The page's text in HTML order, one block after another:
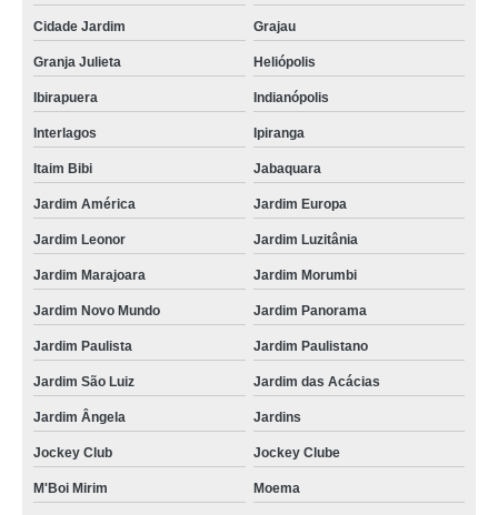
Cidade Jardim Grajau
Granja Julieta Heliópolis
Ibirapuera Indianópolis
Interlagos Ipiranga
Itaim Bibi Jabaquara
Jardim América Jardim Europa
Jardim Leonor Jardim Luzitânia
Jardim Marajoara Jardim Morumbi
Jardim Novo Mundo Jardim Panorama
Jardim Paulista Jardim Paulistano
Jardim São Luiz Jardim das Acácias
Jardim Ângela Jardins
Jockey Club Jockey Clube
M'Boi Mirim Moema